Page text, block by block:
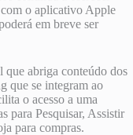
o aplicativo ‌Apple
em breve ser
abriga conteúdo dos
que se integram ao
o acesso a uma
para Pesquisar, Assistir
para compras.